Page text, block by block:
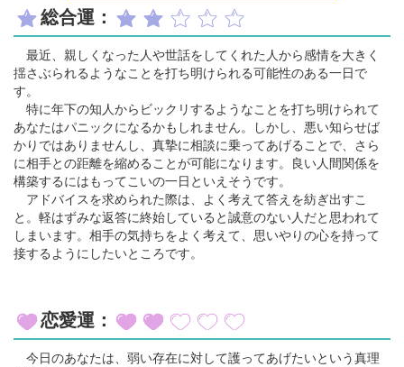
総合運：
最近、親しくなった人や世話をしてくれた人から感情を大きく
揺さぶられるようなことを打ち明けられる可能性のある一日で
す。
特に年下の知人からビックリするようなことを打ち明けられて
あなたはパニックになるかもしれません。しかし、悪い知らせば
かりではありませんし、真摯に相談に乗ってあげることで、さら
に相手との距離を縮めることが可能になります。良い人間関係を
構築するにはもってこいの一日といえそうです。
アドバイスを求められた際は、よく考えて答えを紡ぎ出すこ
と。軽はずみな返答に終始していると誠意のない人だと思われて
しまいます。相手の気持ちをよく考えて、思いやりの心を持って
接するようにしたいところです。
恋愛運：
今日のあなたは、弱い存在に対して護ってあげたいという真理